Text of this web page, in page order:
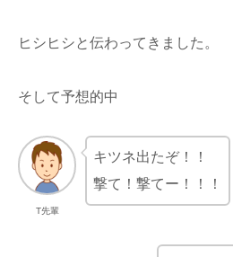
ヒシヒシと伝わってきました。
そして予想的中
T先輩
キツネ出たぞ！！
撃て！撃てー！！！